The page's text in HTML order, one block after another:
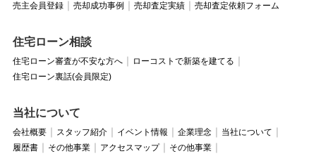
売主会員登録
売却成功事例 売却査定実績 売却査定依頼フォーム
住宅ローン相談
住宅ローン審査が不安な方へ
ローコストで新築を建てる
住宅ローン裏話(会員限定)
当社について
会社概要 スタッフ紹介 イベント情報 企業理念
当社について
履歴書
その他事業 アクセスマップ
その他事業